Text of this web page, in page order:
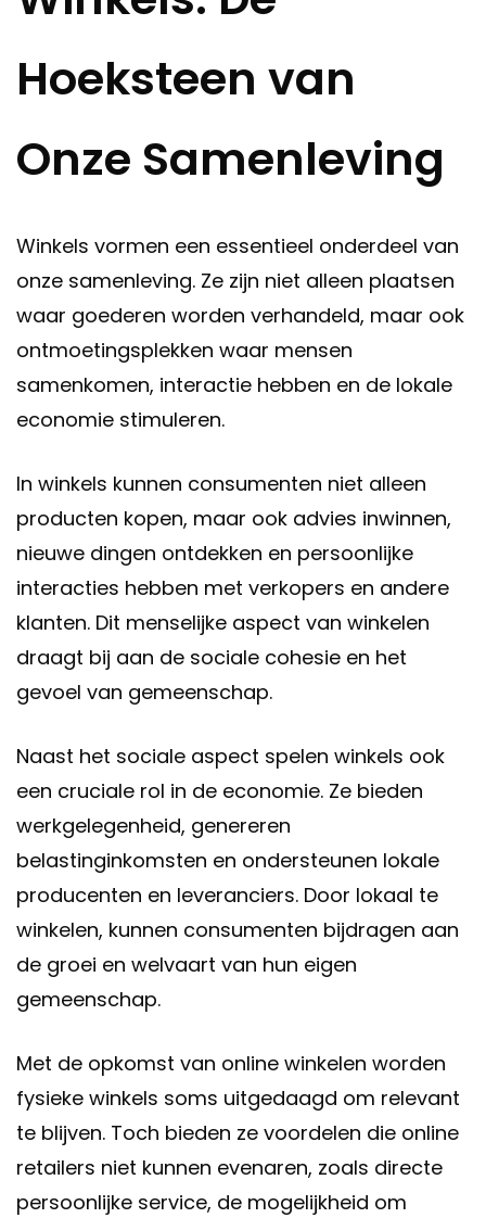
Hoeksteen van
Onze Samenleving
Winkels vormen een essentieel onderdeel van
onze samenleving. Ze zijn niet alleen plaatsen
waar goederen worden verhandeld, maar ook
ontmoetingsplekken waar mensen
samenkomen, interactie hebben en de lokale
economie stimuleren.
In winkels kunnen consumenten niet alleen
producten kopen, maar ook advies inwinnen,
nieuwe dingen ontdekken en persoonlijke
interacties hebben met verkopers en andere
klanten. Dit menselijke aspect van winkelen
draagt bij aan de sociale cohesie en het
gevoel van gemeenschap.
Naast het sociale aspect spelen winkels ook
een cruciale rol in de economie. Ze bieden
werkgelegenheid, genereren
belastinginkomsten en ondersteunen lokale
producenten en leveranciers. Door lokaal te
winkelen, kunnen consumenten bijdragen aan
de groei en welvaart van hun eigen
gemeenschap.
Met de opkomst van online winkelen worden
fysieke winkels soms uitgedaagd om relevant
te blijven. Toch bieden ze voordelen die online
retailers niet kunnen evenaren, zoals directe
persoonlijke service, de mogelijkheid om